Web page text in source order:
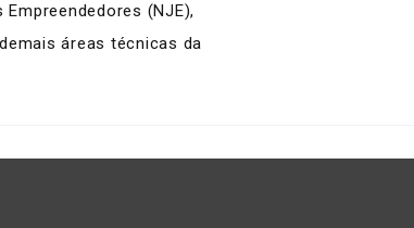
(NJE),
áreas técnicas da